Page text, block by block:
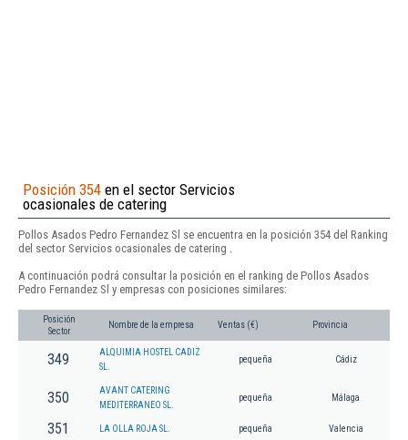
Posición 354 en el sector Servicios
ocasionales de catering
Pollos Asados Pedro Fernandez Sl se encuentra en la posición 354 del Ranking
del sector Servicios ocasionales de catering .
A continuación podrá consultar la posición en el ranking de Pollos Asados
Pedro Fernandez Sl y empresas con posiciones similares:
Posición
Sector
Nombre de la empresa Ventas (€) Provincia
349
ALQUIMIA HOSTEL CADIZ
SL.
pequeña Cádiz
350
AVANT CATERING
MEDITERRANEO SL.
pequeña Málaga
351 LA OLLA ROJA SL. pequeña Valencia